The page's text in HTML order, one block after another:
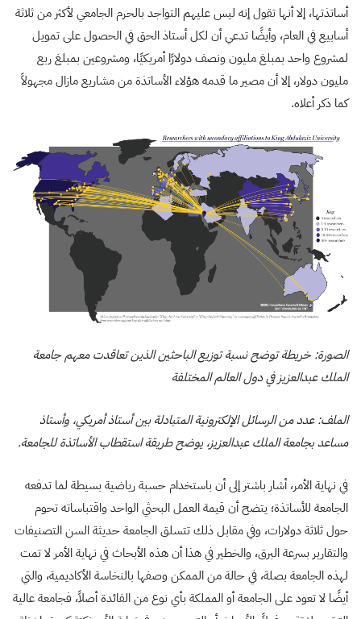
أساتذتها، إلا أنها تقول إنه ليس عليهم التواجد بالحرم الجامعي لأكثر من ثلاثة
أسابيع في العام، وأيضًا تدعي أن لكل أستاذ الحق في الحصول على تمويل
لمشروع واحد بمبلغ مليون ونصف دولارًا أمريكيًا، ومشروعين بمبلغ ربع
مليون دولار، إلا أن مصير ما قدمه هؤلاء الأساتذة من مشاريع مازال مجهولاً
كما ذكر أعلاه.
الصورة: خريطة توضح نسبة توزيع الباحثين الذين تعاقدت معهم جامعة
الملك عبدالعزيز في دول العالم المختلفة
الملف: عدد من الرسائل الإلكترونية المتبادلة بين أستاذ أمريكي، وأستاذ
مساعد بجامعة الملك عبدالعزيز، يوضح طريقة استقطاب الأساتذة للجامعة.
في نهاية الأمر، أشار باشتر إلى أن باستخدام حسبة رياضية بسيطة لما تدفعه
الجامعة للأساتذة؛ يتضح أن قيمة العمل البحثي الواحد واقتباساته تحوم
حول ثلاثة دولارات، وفي مقابل ذلك تتسلق الجامعة حديثة السن التصنيفات
والتقارير بسرعة البرق، والخطير في هذا أن هذه الأبحاث في نهاية الأمر لا تمت
لهذه الجامعة بصلة، في حالة من الممكن وصفها بالنخاسة الأكاديمية، والتي
أيضًا لا تعود على الجامعة أو المملكة بأي نوع من الفائدة أصلاً، فجامعة عالية